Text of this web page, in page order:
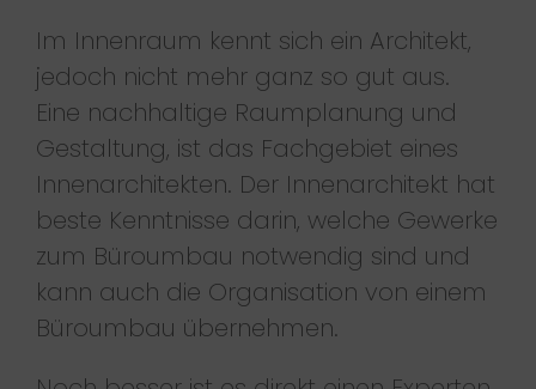
Im Innenraum kennt sich ein Architekt,
jedoch nicht mehr ganz so gut aus.
Eine nachhaltige Raumplanung und
Gestaltung, ist das Fachgebiet eines
Innenarchitekten. Der Innenarchitekt hat
beste Kenntnisse darin, welche Gewerke
zum Büroumbau notwendig sind und
kann auch die Organisation von einem
Büroumbau übernehmen.